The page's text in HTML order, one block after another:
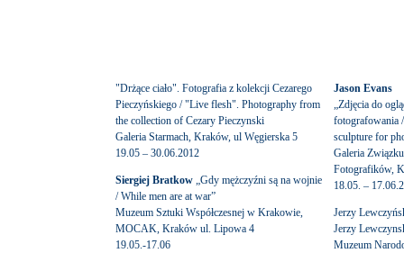
"Drżące ciało". Fotografia z kolekcji Cezarego
Pieczyńskiego / "Live flesh". Photography from
the collection of Cezary Pieczynski
Galeria Starmach, Kraków, ul Węgierska 5
19.05 – 30.06.2012
Siergiej Bratkow „Gdy mężczyźni są na wojnie
/ While men are at war”
Muzeum Sztuki Współczesnej w Krakowie,
MOCAK, Kraków ul. Lipowa 4
19.05.-17.06
Jason Evans
„Zdjęcia do
fotografowania
sculpture for
Galeria
Fotografików,
18.05. –
Jerzy
Jerzy
Muzeum